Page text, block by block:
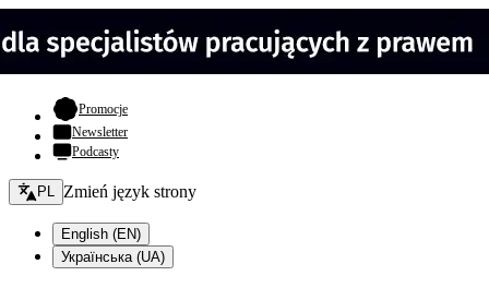
Promocje- otwiera się w nowej karcie
Newsletter
Podcasty
Zmień język - bieżący:
PL Zmień język strony
English (EN)
Українська (UA)